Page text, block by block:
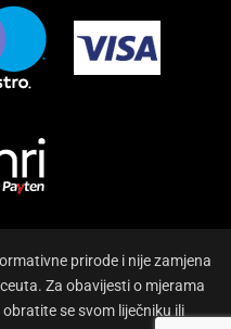
prirode i nije zamjena
Za obavijesti o mjerama
se svom liječniku ili